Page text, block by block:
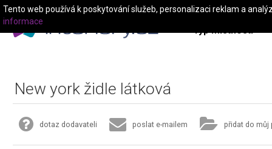
Typ místnosti
New york židle látková
dotaz dodavateli poslat e-mailem přidat do můj
Tento web používá k poskytování služeb, personalizaci reklam a
informace